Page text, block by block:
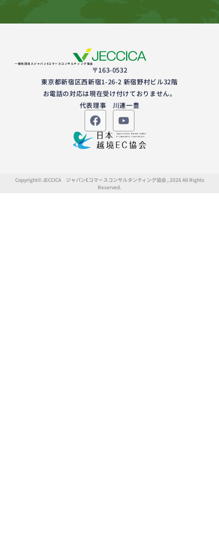
一般社団法人ジャパンEコマースコンサルティング協会
〒163-0532
東京都新宿区西新宿1-26-2 新宿野村ビル32階
お電話の対応は現在受け付けておりません。
代表理事 川連一豊
Copyright© JECCICA ジャパンEコマースコンサルタンティング協会 , 2026 All Rights
Reserved.